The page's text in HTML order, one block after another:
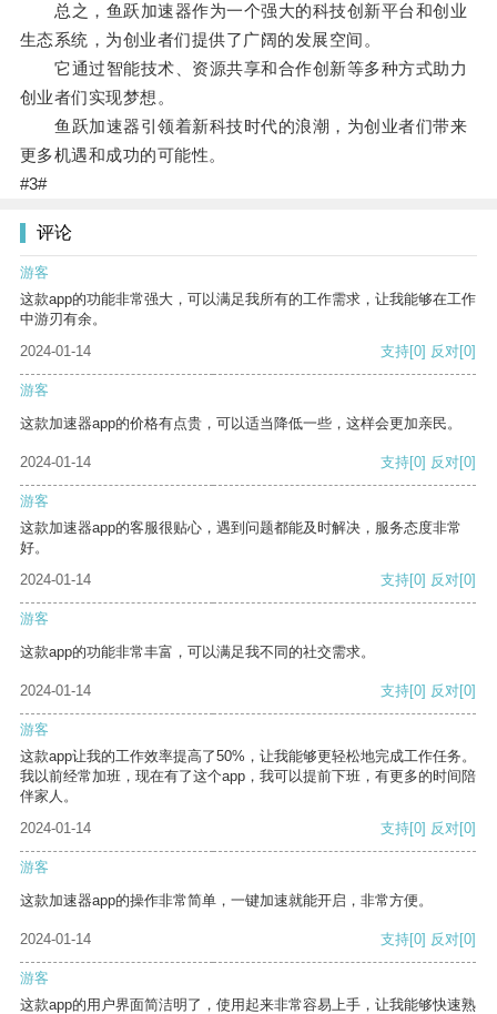
总之，鱼跃加速器作为一个强大的科技创新平台和创业
生态系统，为创业者们提供了广阔的发展空间。
它通过智能技术、资源共享和合作创新等多种方式助力
创业者们实现梦想。
鱼跃加速器引领着新科技时代的浪潮，为创业者们带来
更多机遇和成功的可能性。
#3#
评论
游客
这款app的功能非常强大，可以满足我所有的工作需求，让我能够在工作
中游刃有余。
2024-01-14
支持[0] 反对[0]
游客
这款加速器app的价格有点贵，可以适当降低一些，这样会更加亲民。
2024-01-14 支持[0] 反对[0]
游客
这款加速器app的客服很贴心，遇到问题都能及时解决，服务态度非常
好。
2024-01-14
支持[0] 反对[0]
游客
这款app的功能非常丰富，可以满足我不同的社交需求。
2024-01-14 支持[0] 反对[0]
游客
这款app让我的工作效率提高了50%，让我能够更轻松地完成工作任务。
我以前经常加班，现在有了这个app，我可以提前下班，有更多的时间陪
伴家人。
2024-01-14
支持[0] 反对[0]
游客
这款加速器app的操作非常简单，一键加速就能开启，非常方便。
2024-01-14 支持[0] 反对[0]
游客
这款app的用户界面简洁明了，使用起来非常容易上手，让我能够快速熟